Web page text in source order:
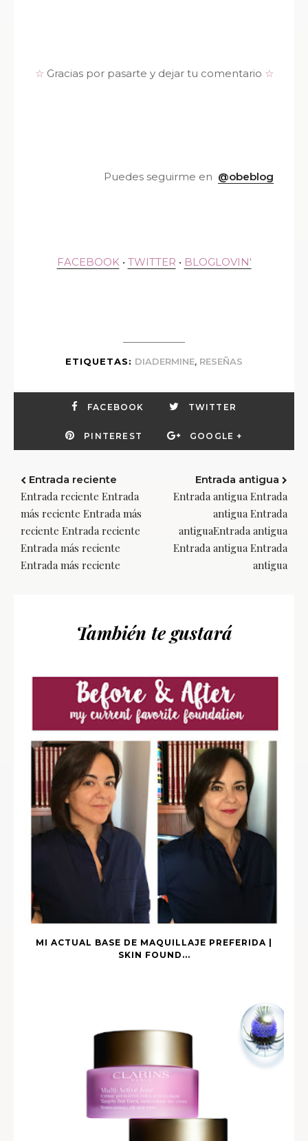
☆ Gracias por pasarte y dejar tu comentario ☆
Puedes seguirme en @obeblog
FACEBOOK • TWITTER • BLOGLOVIN'
ETIQUETAS: DIADERMINE, RESEÑAS
FACEBOOK TWITTER
PINTEREST GOOGLE +
Entrada reciente
Entrada reciente Entrada
más reciente Entrada más
reciente Entrada reciente
Entrada más reciente
Entrada más reciente
Entrada antigua
Entrada antigua Entrada
antigua Entrada
antiguaEntrada antigua
Entrada antigua Entrada
antigua
También te gustará
MI ACTUAL BASE DE MAQUILLAJE PREFERIDA |
SKIN FOUND...